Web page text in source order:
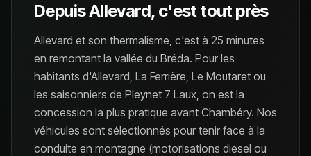
DepuisAllevard, c'est tout près
Allevard et son thermalisme, c'est à 25 minutes
en remontant la vallée du Bréda. Pour les
habitants d'Allevard, La Ferrière, Le Moutaret ou
les saisonniers de Pleynet 7 Laux, on est la
concession la plus pratique avant Chambéry. Nos
véhicules sont sélectionnés pour tenir face à la
conduite en montagne (motorisations diesel ou